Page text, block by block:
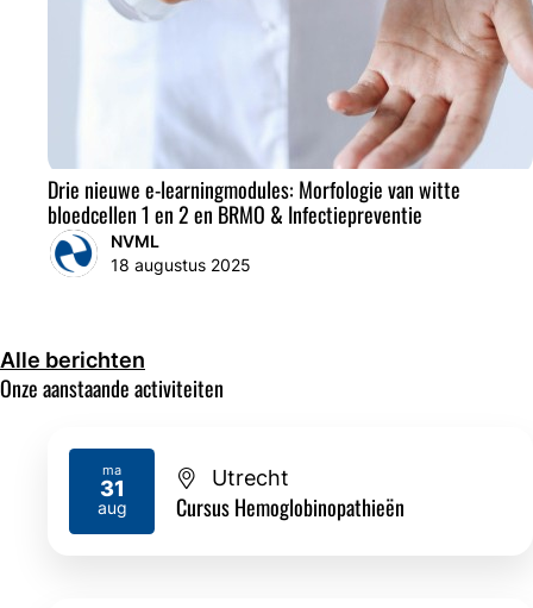
Drie nieuwe e-learningmodules: Morfologie van witte
bloedcellen 1 en 2 en BRMO & Infectiepreventie
NVML
18 augustus 2025
Alle berichten
Onze aanstaande activiteiten
ma
31
aug
2026
Utrecht
Cursus Hemoglobinopathieën